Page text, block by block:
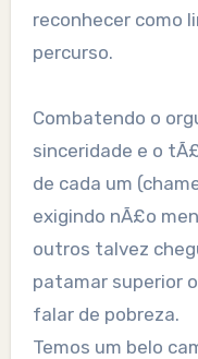
reconhecer como
percurso.
Combatendo o
sinceridade e o
de cada um
exigindo nÃ£o
outros talvez
patamar superior
falar de pobreza.
Temos um belo